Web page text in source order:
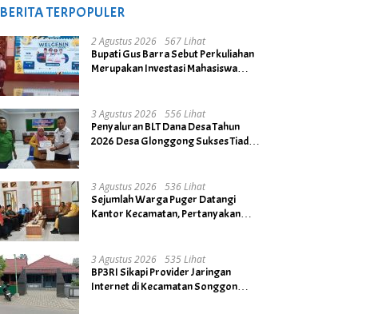
BERITA TERPOPULER
2 Agustus 2026
567 Lihat
Bupati Gus Barra Sebut Perkuliahan
Merupakan Investasi Mahasiswa
3 Agustus 2026
556 Lihat
Penyaluran BLT Dana Desa Tahun
2026 Desa Glonggong Sukses Tiada
3 Agustus 2026
536 Lihat
Sejumlah Warga Puger Datangi
Kantor Kecamatan, Pertanyakan
3 Agustus 2026
535 Lihat
BP3RI Sikapi Provider Jaringan
Internet di Kecamatan Songgon